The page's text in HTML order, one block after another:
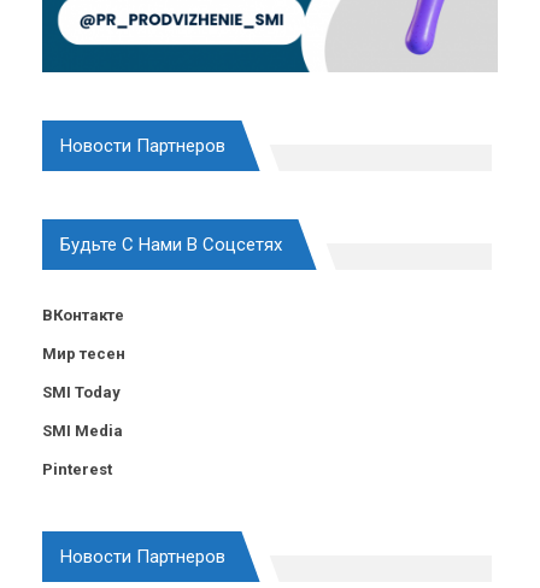
Новости Партнеров
Будьте С Нами В Соцсетях
ВКонтакте
Мир тесен
SMI Today
SMI Media
Pinterest
Новости Партнеров